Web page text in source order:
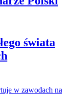
świata